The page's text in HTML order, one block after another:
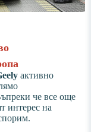
активно
че все още
интерес на